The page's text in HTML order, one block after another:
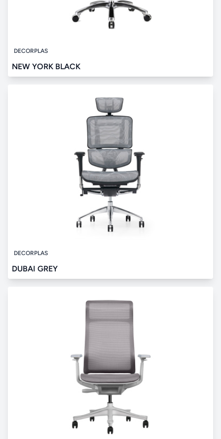
DECORPLAS
NEW YORK BLACK
DECORPLAS
DUBAI GREY